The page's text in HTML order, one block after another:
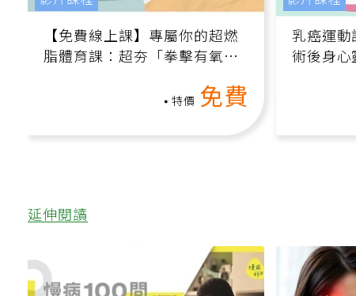
【免費線上課】專屬你的超燃
脂體育課：超夯「拳擊有氧」
高壓族在家釋放壓力無負擔
免費
影片課程
乳癌運
術後身心
影片課程
延伸閱讀